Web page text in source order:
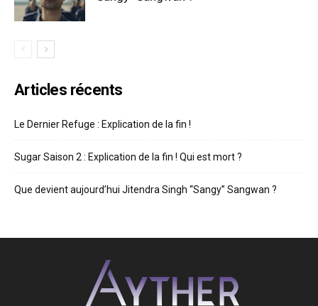
Articles récents
Le Dernier Refuge : Explication de la fin !
Sugar Saison 2 : Explication de la fin ! Qui est mort ?
Que devient aujourd’hui Jitendra Singh “Sangy” Sangwan ?